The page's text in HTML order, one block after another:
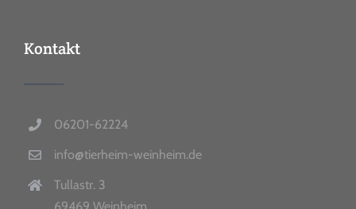
Kontakt
06201-62224
info@tierheim-weinheim.de
Tullastr. 3